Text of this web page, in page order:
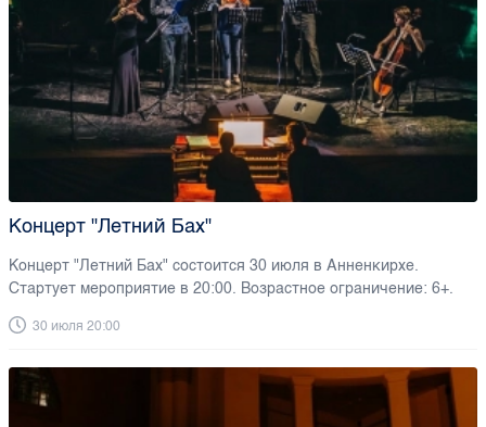
Концерт "Летний Бах"
Концерт "Летний Бах" состоится 30 июля в Анненкирхе.
Стартует мероприятие в 20:00. Возрастное ограничение: 6+.
30 июля 20:00